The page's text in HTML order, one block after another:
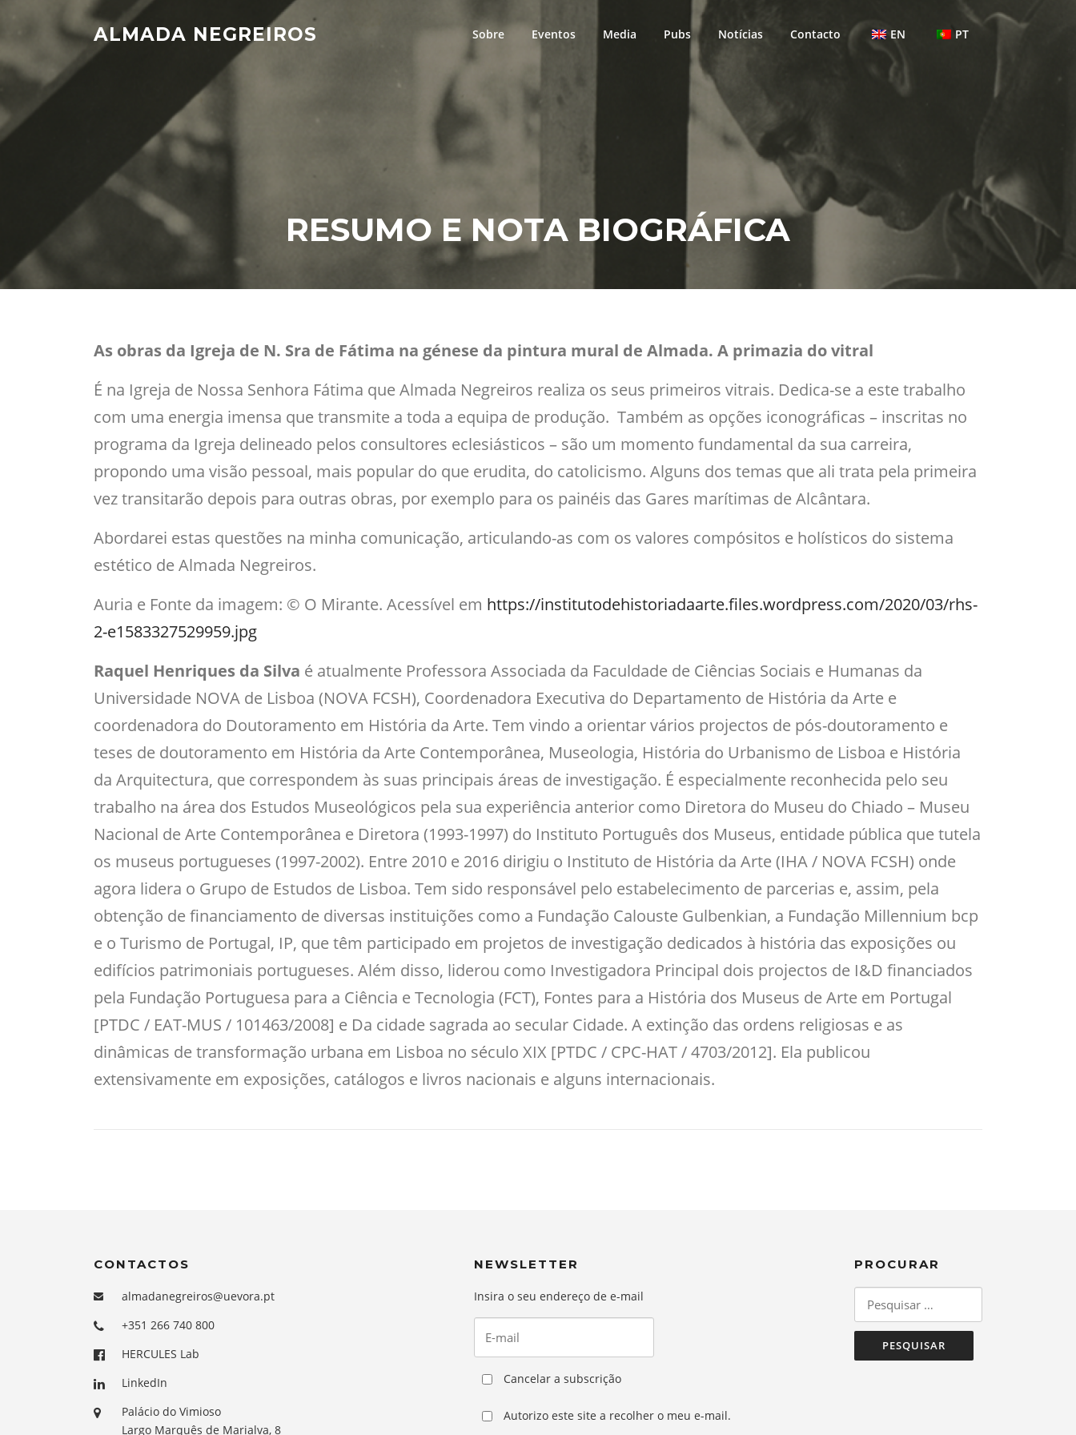
ALMADA NEGREIROS Sobre Eventos Media Pubs Notícias Contacto EN PT
RESUMO E NOTA BIOGRÁFICA
As obras da Igreja de N. Sra de Fátima na génese da pintura mural de Almada. A primazia do vitral
É na Igreja de Nossa Senhora Fátima que Almada Negreiros realiza os seus primeiros vitrais. Dedica-se a este trabalho
com uma energia imensa que transmite a toda a equipa de produção. Também as opções iconográficas – inscritas no
programa da Igreja delineado pelos consultores eclesiásticos – são um momento fundamental da sua carreira,
propondo uma visão pessoal, mais popular do que erudita, do catolicismo. Alguns dos temas que ali trata pela primeira
vez transitarão depois para outras obras, por exemplo para os painéis das Gares marítimas de Alcântara.
Abordarei estas questões na minha comunicação, articulando-as com os valores compósitos e holísticos do sistema
estético de Almada Negreiros.
Auria e Fonte da imagem: © O Mirante. Acessível em https://institutodehistoriadaarte.files.wordpress.com/2020/03/rhs-
2-e1583327529959.jpg
Raquel Henriques da Silva é atualmente Professora Associada da Faculdade de Ciências Sociais e Humanas da
Universidade NOVA de Lisboa (NOVA FCSH), Coordenadora Executiva do Departamento de História da Arte e
coordenadora do Doutoramento em História da Arte. Tem vindo a orientar vários projectos de pós-doutoramento e
teses de doutoramento em História da Arte Contemporânea, Museologia, História do Urbanismo de Lisboa e História
da Arquitectura, que correspondem às suas principais áreas de investigação. É especialmente reconhecida pelo seu
trabalho na área dos Estudos Museológicos pela sua experiência anterior como Diretora do Museu do Chiado – Museu
Nacional de Arte Contemporânea e Diretora (1993-1997) do Instituto Português dos Museus, entidade pública que tutela
os museus portugueses (1997-2002). Entre 2010 e 2016 dirigiu o Instituto de História da Arte (IHA / NOVA FCSH) onde
agora lidera o Grupo de Estudos de Lisboa. Tem sido responsável pelo estabelecimento de parcerias e, assim, pela
obtenção de financiamento de diversas instituições como a Fundação Calouste Gulbenkian, a Fundação Millennium bcp
e o Turismo de Portugal, IP, que têm participado em projetos de investigação dedicados à história das exposições ou
edifícios patrimoniais portugueses. Além disso, liderou como Investigadora Principal dois projectos de I&D financiados
pela Fundação Portuguesa para a Ciência e Tecnologia (FCT), Fontes para a História dos Museus de Arte em Portugal
[PTDC / EAT-MUS / 101463/2008] e Da cidade sagrada ao secular Cidade. A extinção das ordens religiosas e as
dinâmicas de transformação urbana em Lisboa no século XIX [PTDC / CPC-HAT / 4703/2012]. Ela publicou
extensivamente em exposições, catálogos e livros nacionais e alguns internacionais.
CONTACTOS
almadanegreiros@uevora.pt
+351 266 740 800
HERCULES Lab
LinkedIn
Palácio do Vimioso
Largo Marquês de Marialva, 8
NEWSLETTER
Insira o seu endereço de e-mail
Cancelar a subscrição
Autorizo este site a recolher o meu e-mail.
PROCURAR
por: